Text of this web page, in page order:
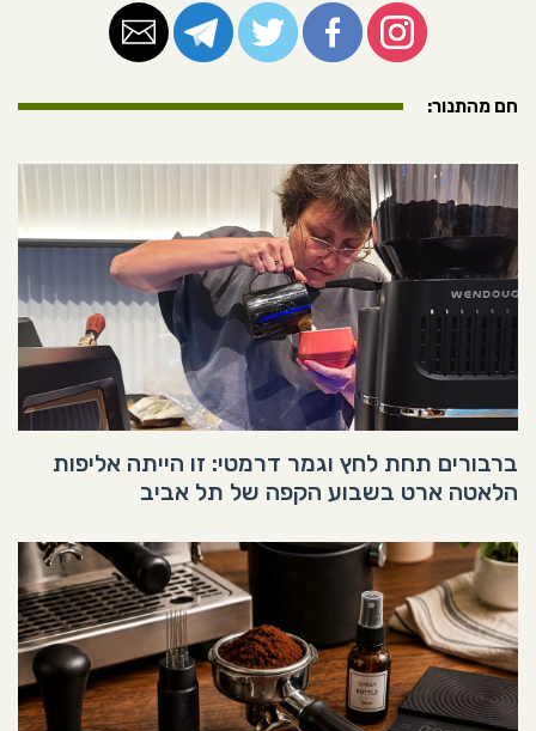
חם מהתנור:
ברבורים תחת לחץ וגמר דרמטי: זו הייתה אליפות
הלאטה ארט בשבוע הקפה של תל אביב